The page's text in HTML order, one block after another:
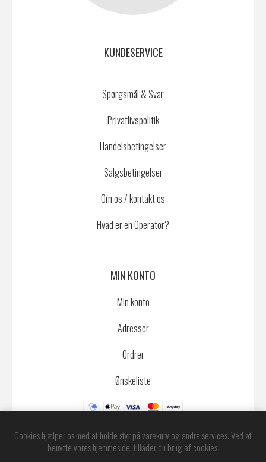
KUNDESERVICE
Spørgsmål & Svar
Privatlivspolitik
Handelsbetingelser
Salgsbetingelser
Om os / kontakt os
Hvad er en Operator?
MIN KONTO
Min konto
Adresser
Ordrer
Ønskeliste
Cookies hjælper os med at holde styr på varekurv og andre services. Ved at
benytte vores hjemmeside, tillader du brug af cookies.